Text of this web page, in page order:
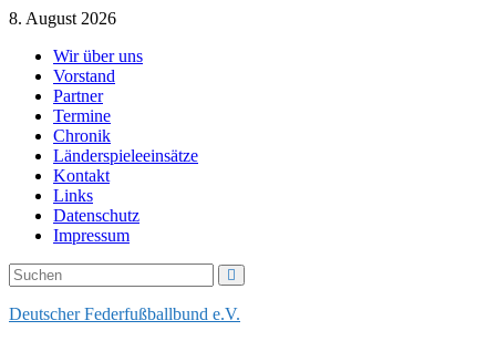
Skip
content
8. August 2026
Wir über uns
Vorstand
Partner
Termine
Chronik
Länderspieleeinsätze
Kontakt
Links
Datenschutz
Impressum
Deutscher Federfußballbund e.V.